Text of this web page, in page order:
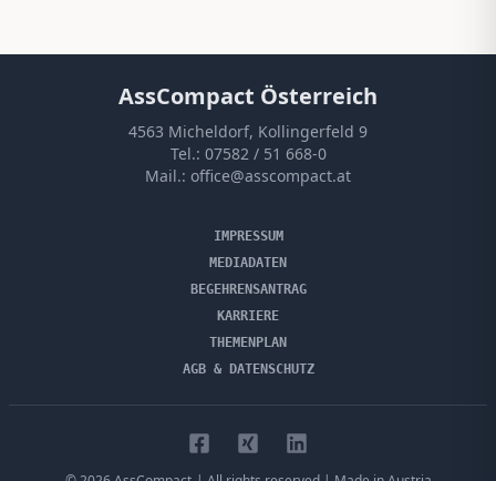
AssCompact Österreich
4563 Micheldorf, Kollingerfeld 9
Tel.: 07582 / 51 668-0
Mail.: office@asscompact.at
IMPRESSUM
MEDIADATEN
BEGEHRENSANTRAG
KARRIERE
THEMENPLAN
AGB & DATENSCHUTZ